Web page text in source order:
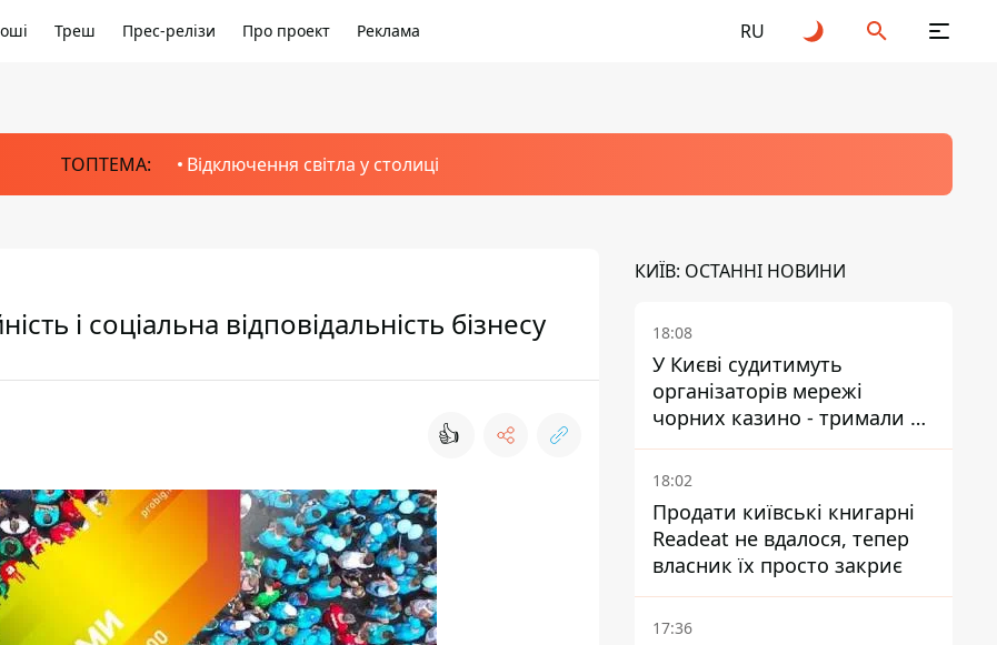
Треш Прес-релізи Про проект Реклама RU
ТОПТЕМА: Відключення світла у столиці
і соціальна відповідальність бізнесу
👍
КИЇВ: ОСТАННІ НОВИНИ
18:08
У Києві судитимуть
організаторів мережі
чорних казино - тримали 39
закладів
18:02
Продати київські книгарні
Readeat не вдалося, тепер
власник їх просто закриє
17:36